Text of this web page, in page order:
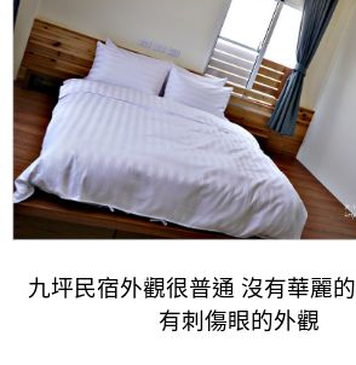
九坪民宿外觀很普通 沒有華麗
有刺傷眼的外觀